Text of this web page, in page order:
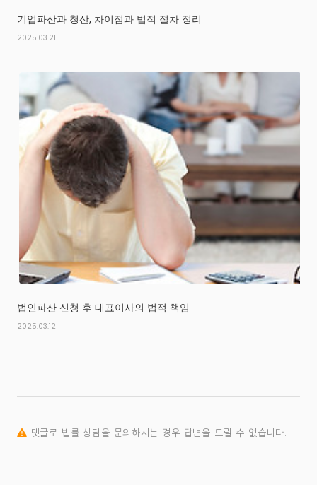
기업파산과 청산, 차이점과 법적 절차 정리
2025.03.21
법인파산 신청 후 대표이사의 법적 책임
2025.03.12
댓글로 법률 상담을 문의하시는 경우 답변을 드릴 수 없습니다.